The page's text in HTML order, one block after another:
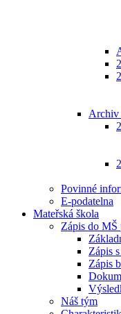
Archiv
Povinné
E-podatelna
Mateřská škola
Zápis do
Zápis
Zápis
Náš tým